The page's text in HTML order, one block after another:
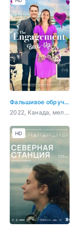
Фальшивое обручение
2022, Канада, мелодрама, комедия
HD